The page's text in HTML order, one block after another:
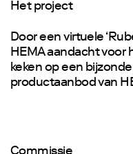
Het project
Door een virtuele
HEMA aandacht voor
keken op een
productaanbod van